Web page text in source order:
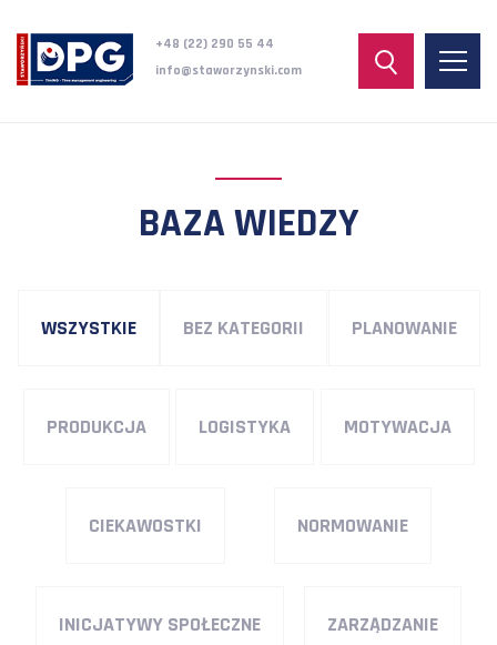
+48 (22) 290 55 44
info@staworzynski.com
BAZA WIEDZY
WSZYSTKIE BEZ KATEGORII PLANOWANIE
PRODUKCJA LOGISTYKA MOTYWACJA
CIEKAWOSTKI NORMOWANIE
INICJATYWY SPOŁECZNE ZARZĄDZANIE